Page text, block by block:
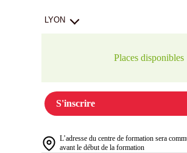
LYON
Places disponibles
S'inscrire
L’adresse du centre de formation sera
avant le début de la formation